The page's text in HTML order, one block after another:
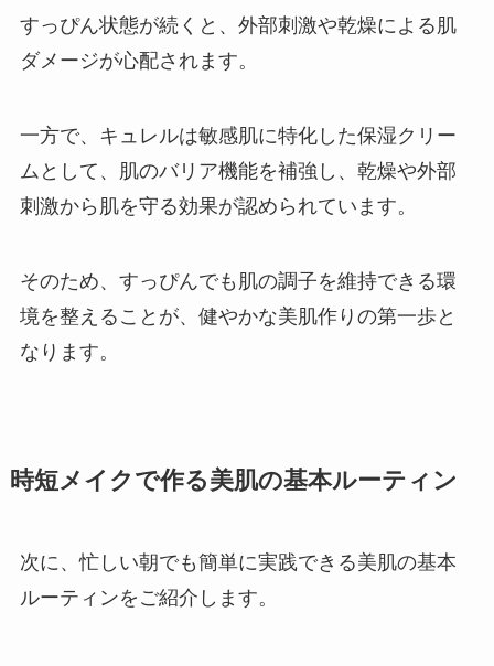
すっぴん状態が続くと、外部刺激や乾燥による肌
ダメージが心配されます。
一方で、キュレルは敏感肌に特化した保湿クリー
ムとして、肌のバリア機能を補強し、乾燥や外部
刺激から肌を守る効果が認められています。
そのため、すっぴんでも肌の調子を維持できる環
境を整えることが、健やかな美肌作りの第一歩と
なります。
時短メイクで作る美肌の基本ルーティン
次に、忙しい朝でも簡単に実践できる美肌の基本
ルーティンをご紹介します。